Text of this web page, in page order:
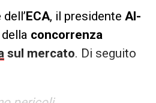
ECA, il presidente Al-
concorrenza
sul mercato. Di seguito